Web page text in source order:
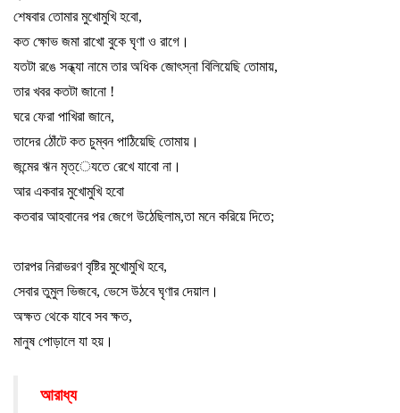
শেষবার তোমার মুখোমুখি হবো,
কত ক্ষোভ জমা রাখো বুকে ঘৃণা ও রাগে ।
যতটা রঙে সন্ধ্যা নামে তার অধিক জোৎস্না বিলিয়েছি তোমায়,
তার খবর কতটা জানো !
ঘরে ফেরা পাখিরা জানে,
তাদের ঠোঁটে কত চুম্বন পাঠিয়েছি তোমায় ।
জন্মের ঋন মৃত্েযতে রেখে যাবো না ।
আর একবার মুখোমুখি হবো
কতবার আহবানের পর জেগে উঠেছিলাম,তা মনে করিয়ে দিতে;
তারপর নিরাভরণ বৃষ্টির মুখোমুখি হবে,
সেবার তুমুল ভিজবে, ভেসে উঠবে ঘৃণার দেয়াল।
অক্ষত থেকে যাবে সব ক্ষত,
মানুষ পোড়ালে যা হয় ।
আরাধ্য